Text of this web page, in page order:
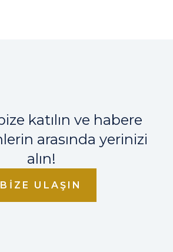
katılın ve habere
arasında yerinizi
alın!
BIZE ULAŞIN